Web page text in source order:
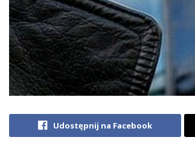
Udostępnij na Facebook